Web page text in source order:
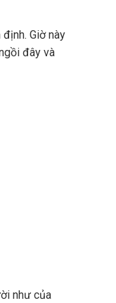
Giờ này
đây và
như của